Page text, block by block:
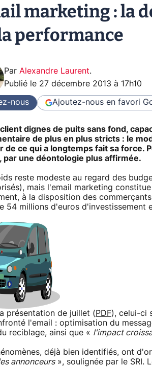
marketing : la
performance
Par Alexandre Laurent.
Publié le 27 décembre 2013 à 17h10
nous Ajoutez-nous en favori
client dignes de puits sans fond,
de plus en plus stricts : le
de ce qui a longtemps fait sa force.
par une déontologie plus affirmée.
reste modeste au regard des
mais l'email marketing
à la disposition des
54 millions d'euros d'investissement
présentation de juillet (PDF), celui-ci
l'email : optimisation du
reciblage, ainsi que « l'impact
déjà bien identifiés, ont
annonceurs», soulignée par le SRI.